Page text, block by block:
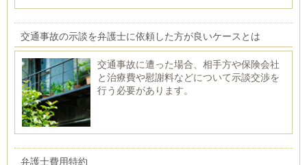
交通事故の示談を弁護士に依頼した方が良いケースとは
交通事故に遭った場合、相手方や保険会社
と治療費や慰謝料などについて示談交渉を
行う必要があります。
弁護士費用特約